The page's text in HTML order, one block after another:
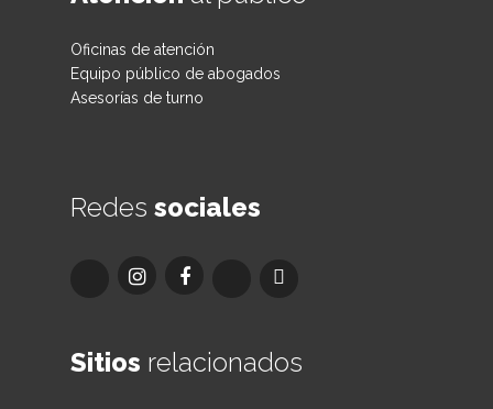
Oficinas de atención
Equipo público de abogados
Asesorías de turno
Redes sociales
Sitios relacionados